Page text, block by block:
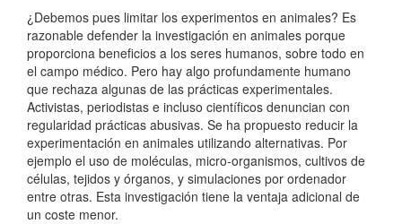
¿Debemos pues limitar los experimentos en animales? Es
razonable defender la investigación en animales porque
proporciona beneficios a los seres humanos, sobre todo en
el campo médico. Pero hay algo profundamente humano
que rechaza algunas de las prácticas experimentales.
Activistas, periodistas e incluso científicos denuncian con
regularidad prácticas abusivas. Se ha propuesto reducir la
experimentación en animales utilizando alternativas. Por
ejemplo el uso de moléculas, micro-organismos, cultivos de
células, tejidos y órganos, y simulaciones por ordenador
entre otras. Esta investigación tiene la ventaja adicional de
un coste menor.